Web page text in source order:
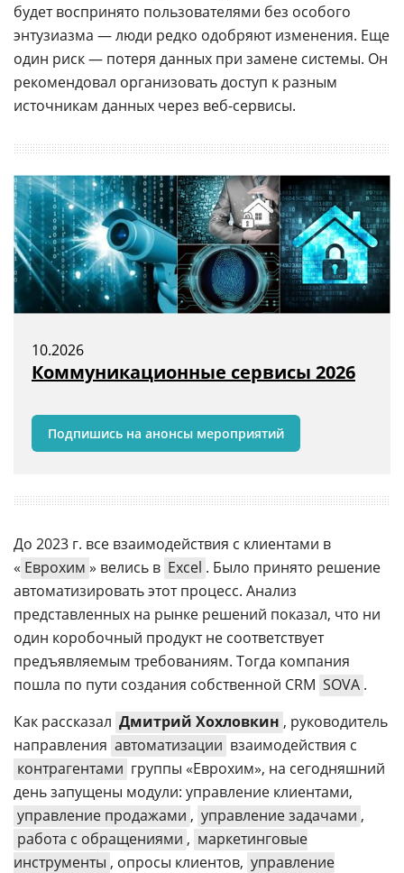
будет воспринято пользователями без особого
энтузиазма — люди редко одобряют изменения. Еще
один риск — потеря данных при замене системы. Он
рекомендовал организовать доступ к разным
источникам данных через веб-сервисы.
Подпишись на анонсы мероприятий
Коммуникационные сервисы 2026
10.2026
До 2023 г. все взаимодействия с клиентами в
« Еврохим » велись в Excel . Было принято решение
автоматизировать этот процесс. Анализ
представленных на рынке решений показал, что ни
один коробочный продукт не соответствует
предъявляемым требованиям. Тогда компания
пошла по пути создания собственной CRM SOVA .
Как рассказал Дмитрий Хохловкин , руководитель
направления автоматизации взаимодействия с
контрагентами группы «Еврохим», на сегодняшний
день запущены модули: управление клиентами,
управление продажами , управление задачами ,
работа с обращениями , маркетинговые
инструменты , опросы клиентов, управление